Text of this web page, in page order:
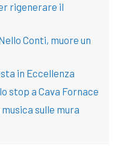
rigenerare il
Conti, muore un
in Eccellenza
stop a Cava Fornace
sulle mura